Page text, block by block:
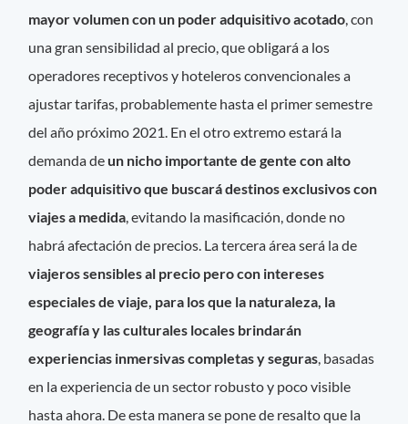
mayor volumen con un poder adquisitivo acotado, con
una gran sensibilidad al precio, que obligará a los
operadores receptivos y hoteleros convencionales a
ajustar tarifas, probablemente hasta el primer semestre
del año próximo 2021. En el otro extremo estará la
demanda de un nicho importante de gente con alto
poder adquisitivo que buscará destinos exclusivos con
viajes a medida, evitando la masificación, donde no
habrá afectación de precios. La tercera área será la de
viajeros sensibles al precio pero con intereses
especiales de viaje, para los que la naturaleza, la
geografía y las culturales locales brindarán
experiencias inmersivas completas y seguras, basadas
en la experiencia de un sector robusto y poco visible
hasta ahora. De esta manera se pone de resalto que la